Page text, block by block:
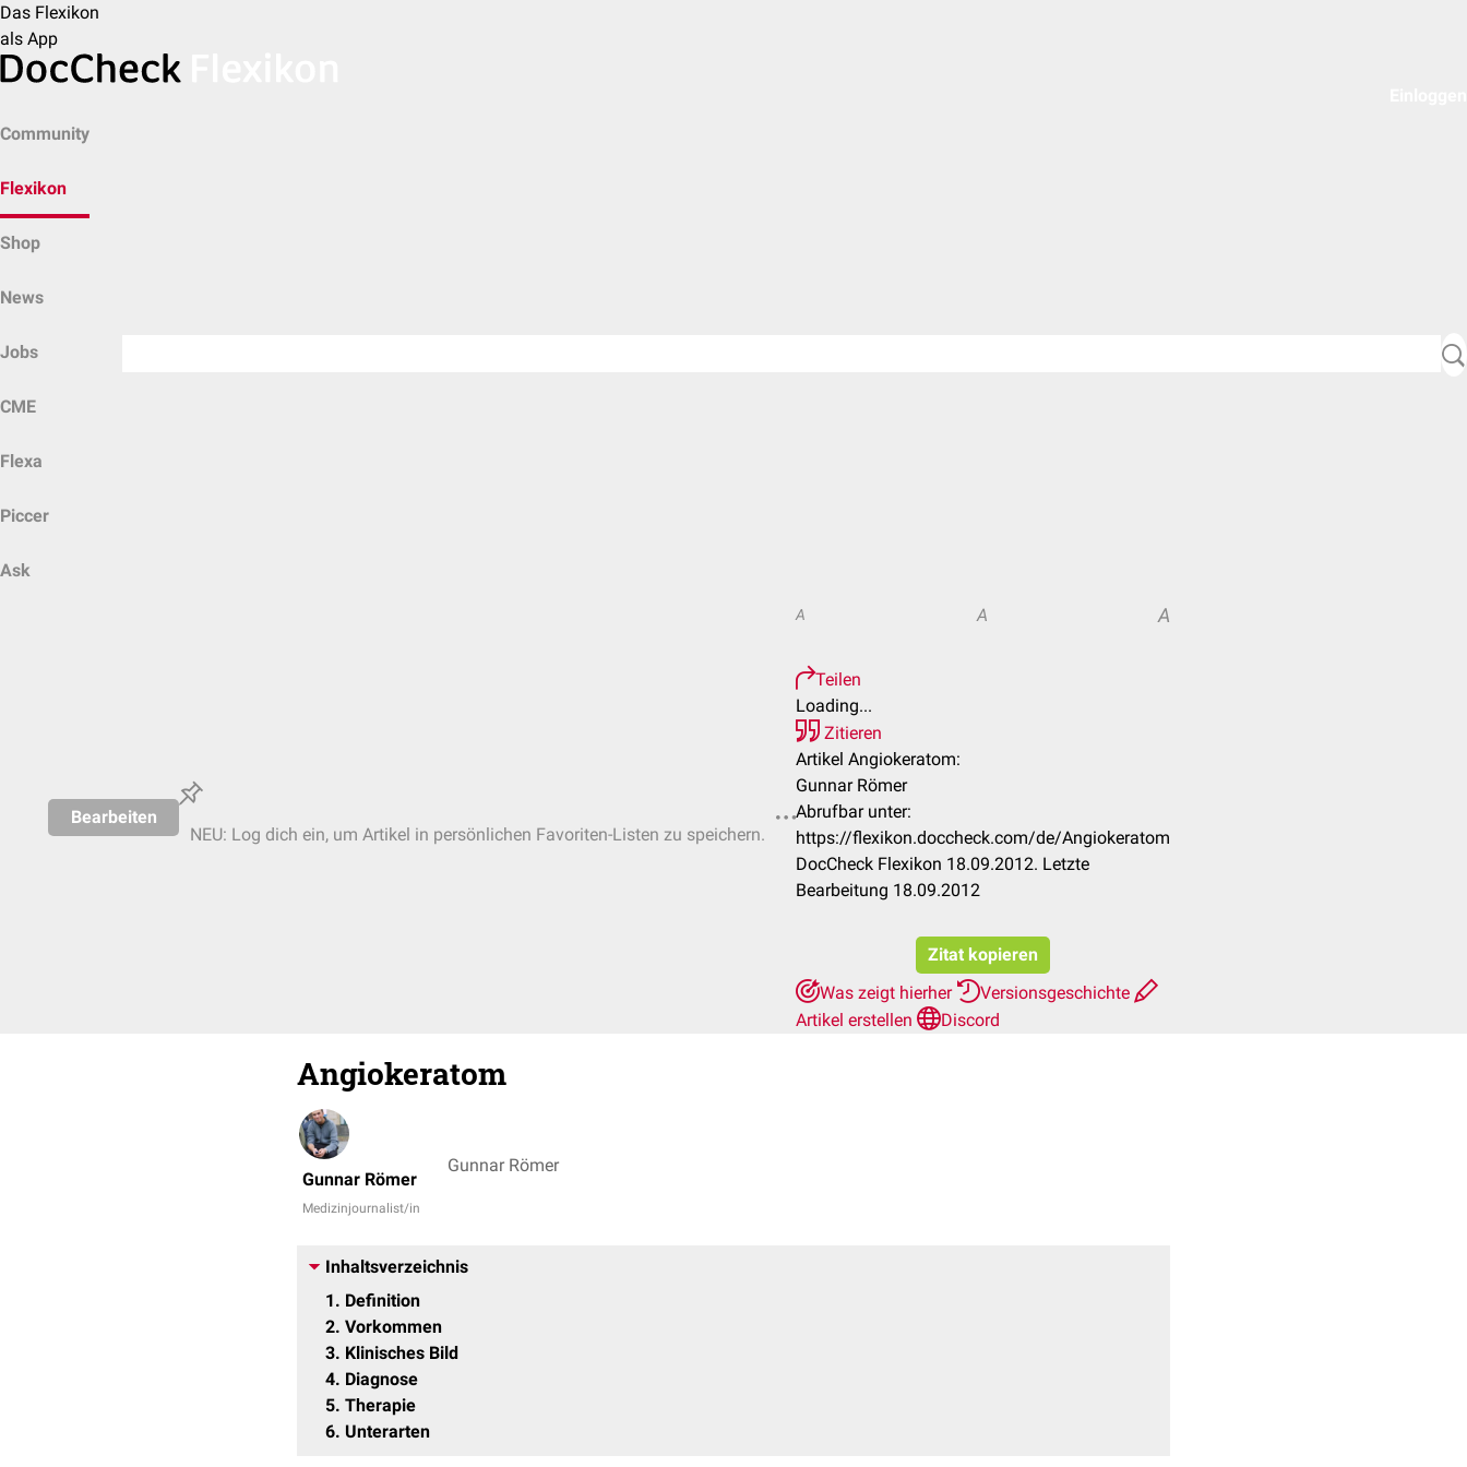
Das Flexikon
als App
Community
Flexikon
Shop
News
Jobs
CME
Flexa
Piccer
Ask
Bearbeiten
NEU: Log dich ein, um Artikel in persönlichen Favoriten-Listen zu speichern.
A A A
Teilen
Loading...
Zitieren
Artikel Angiokeratom:
Gunnar Römer
Abrufbar unter:
https://flexikon.doccheck.com/de/Angiokeratom
DocCheck Flexikon 18.09.2012. Letzte
Bearbeitung 18.09.2012
Zitat kopieren
Was zeigt hierher
Versionsgeschichte
Artikel erstellen
Discord
Angiokeratom
Gunnar Römer
Medizinjournalist/in
Gunnar Römer
Inhaltsverzeichnis
1
Definition
2 Vorkommen
3 Klinisches Bild
4 Diagnose
5 Therapie
6 Unterarten